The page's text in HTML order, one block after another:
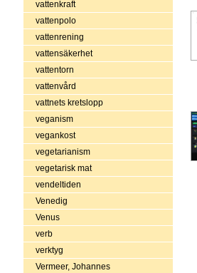
vattenkraft
vattenpolo
vattenrening
vattensäkerhet
vattentorn
vattenvård
vattnets kretslopp
veganism
vegankost
vegetarianism
vegetarisk mat
vendeltiden
Venedig
Venus
verb
verktyg
Vermeer, Johannes